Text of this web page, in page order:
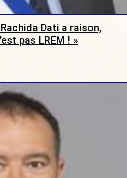
Dati a raison,
pas LREM ! »